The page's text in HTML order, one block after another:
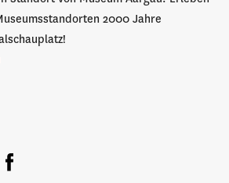
2000 Jahre